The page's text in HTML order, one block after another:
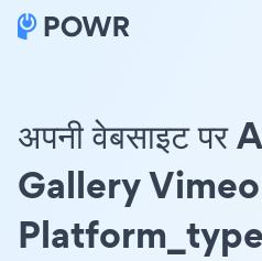
अपनी वेबसाइट
Gallery Vimeo
Platform_type